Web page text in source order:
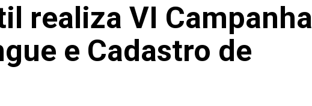
realiza VI Campanha
e Cadastro de